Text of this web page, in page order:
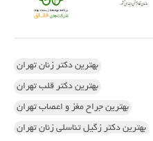
بهترین دکتر زنان تهران
بهترین دکتر قلب تهران
بهترین جراح مغز و اعصاب تهران
بهترین دکتر زگیل تناسلی زنان تهران